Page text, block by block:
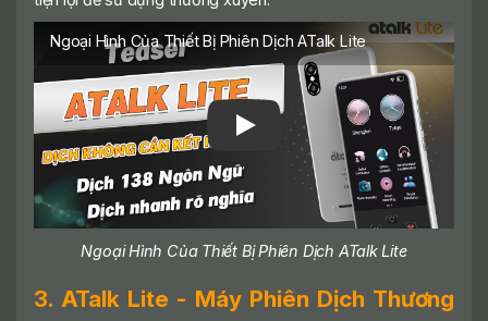
Ngoại Hình Của Thiết Bị Phiên Dịch ATalk Lite
Ngoại Hình Của Thiết Bị Phiên Dịch ATalk Lite
3. ATalk Lite - Máy Phiên Dịch Thương